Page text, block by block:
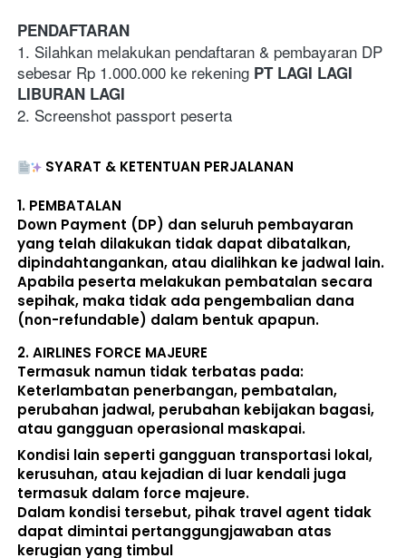
PENDAFTARAN
1. Silahkan melakukan pendaftaran & pembayaran DP
sebesar Rp 1.000.000 ke rekening PT LAGI LAGI
LIBURAN LAGI
2. Screenshot passport peserta
SYARAT & KETENTUAN PERJALANAN
1. PEMBATALAN
Down Payment (DP) dan seluruh pembayaran
yang telah dilakukan tidak dapat dibatalkan,
dipindahtangankan, atau dialihkan ke jadwal lain.
Apabila peserta melakukan pembatalan secara
sepihak, maka tidak ada pengembalian dana
(non-refundable) dalam bentuk apapun.
2. AIRLINES FORCE MAJEURE
Termasuk namun tidak terbatas pada:
Keterlambatan penerbangan, pembatalan,
perubahan jadwal, perubahan kebijakan bagasi,
atau gangguan operasional maskapai.
Kondisi lain seperti gangguan transportasi lokal,
kerusuhan, atau kejadian di luar kendali juga
termasuk dalam force majeure.
Dalam kondisi tersebut, pihak travel agent tidak
dapat dimintai pertanggungjawaban atas
kerugian yang timbul